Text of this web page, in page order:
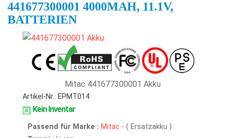
441677300001 4000MAH, 11.1V,
BATTERIEN
Mitac 441677300001 Akku
Artikel-Nr.: EPMT014
Kein Inventar
Passend für Marke : Mitac - ( Ersatzakku )